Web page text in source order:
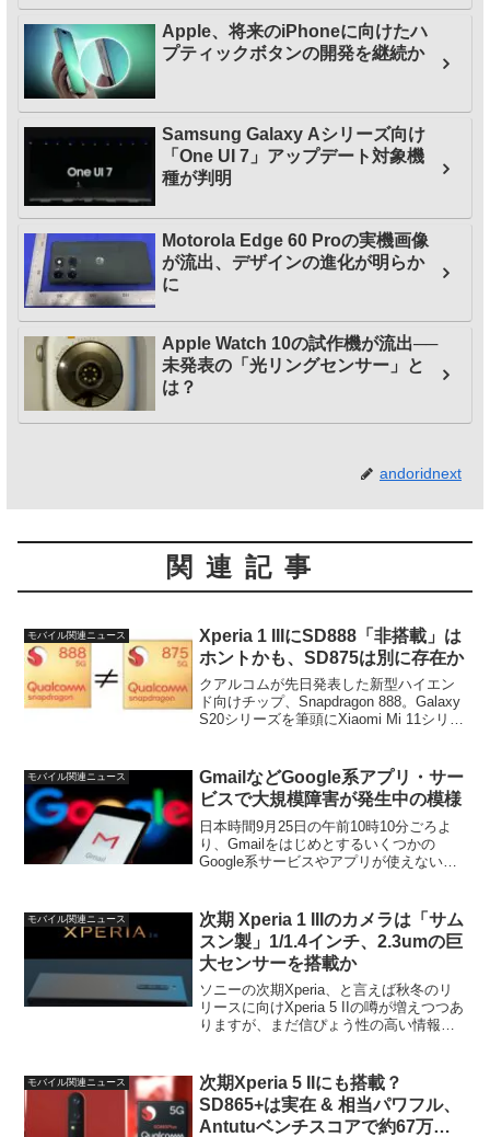
Apple、将来のiPhoneに向けたハ
プティックボタンの開発を継続か
Samsung Galaxy Aシリーズ向け
「One UI 7」アップデート対象機
種が判明
Motorola Edge 60 Proの実機画像
が流出、デザインの進化が明らか
に
Apple Watch 10の試作機が流出──
未発表の「光リングセンサー」と
は？
andoridnext
関連記事
モバイル関連ニュース
Xperia 1 IIIにSD888「非搭載」は
ホントかも、SD875は別に存在か
クアルコムが先日発表した新型ハイエン
ド向けチップ、Snapdragon 888。Galaxy
S20シリーズを筆頭にXiaomi Mi 11シリー
ています。...
モバイル関連ニュース
GmailなどGoogle系アプリ・サー
ビスで大規模障害が発生中の模様
日本時間9月25日の午前10時10分ごろよ
り、Gmailをはじめとするいくつかの
Google系サービスやアプリが使えない障
更新をしているとページは表示されるこ
と...
モバイル関連ニュース
次期 Xperia 1 IIIのカメラは「サム
スン製」1/1.4インチ、2.3umの巨
大センサーを搭載か
ソニーの次期Xperia、と言えば秋冬のリ
リースに向けXperia 5 IIの噂が増えつつあ
りますが、まだ信ぴょう性の高い情報は
グシップ、Xperia 1 III...
モバイル関連ニュース
次期Xperia 5 IIにも搭載？
SD865+は実在 & 相当パワフル、
Antutuベンチスコアで約67万点